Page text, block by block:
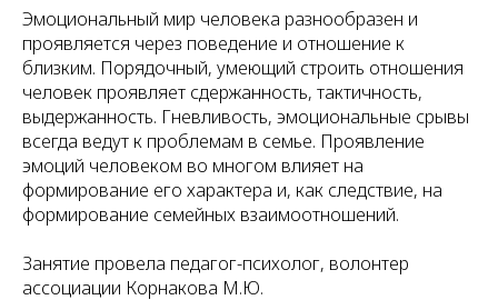
Эмоциональный мир человека разнообразен и
проявляется через поведение и отношение к
близким. Порядочный, умеющий строить отношения
человек проявляет сдержанность, тактичность,
выдержанность. Гневливость, эмоциональные срывы
всегда ведут к проблемам в семье. Проявление
эмоций человеком во многом влияет на
формирование его характера и, как следствие, на
формирование семейных взаимоотношений.
Занятие провела педагог-психолог, волонтер
ассоциации Корнакова М.Ю.